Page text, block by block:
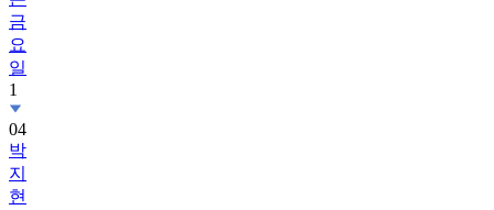
금
요
일
1
04
박
지
현